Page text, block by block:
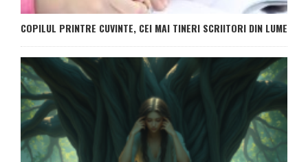
COPILUL PRINTRE CUVINTE, CEI MAI TINERI SCRIITORI DIN LUME